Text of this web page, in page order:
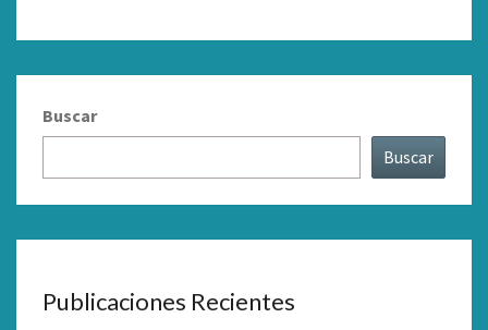
Buscar
Buscar
Publicaciones Recientes